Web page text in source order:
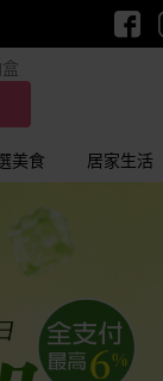
美食 居家生活